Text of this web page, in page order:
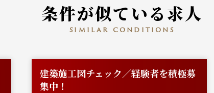
条件が似ている求人
similar conditions
建築施工図チェック／経験者を積極募
集中！